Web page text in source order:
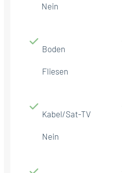
Nein
Boden
Fliesen
Kabel/Sat-TV
Nein